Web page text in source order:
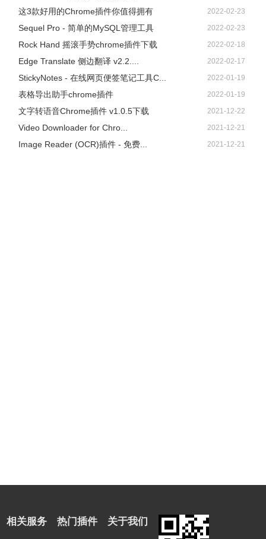
这3款好用的Chrome插件你值得拥有 2022-02-23
Sequel Pro - 简单的MySQL管理工具 2022-02-23
Rock Hand 摇滚手势chrome插件下载 2022-02-18
Edge Translate 侧边翻译 v2.2.... 2022-02-17
StickyNotes - 在线网页便签笔记工具C... 2022-01-19
表格导出助手chrome插件 2022-01-19
文字转语音Chrome插件 v1.0.5下载 2021-12-22
Video Downloader for Chro... 2021-12-21
Image Reader (OCR)插件 - 免费... 2021-12-21
相关服务 热门插件 关于我们